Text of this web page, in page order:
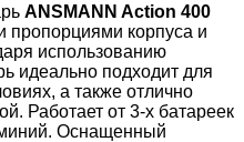
ANSMANN Action 400
пропорциями корпуса и
использованию
идеально подходит для
а также отлично
Работает от 3-х батареек
Оснащенный